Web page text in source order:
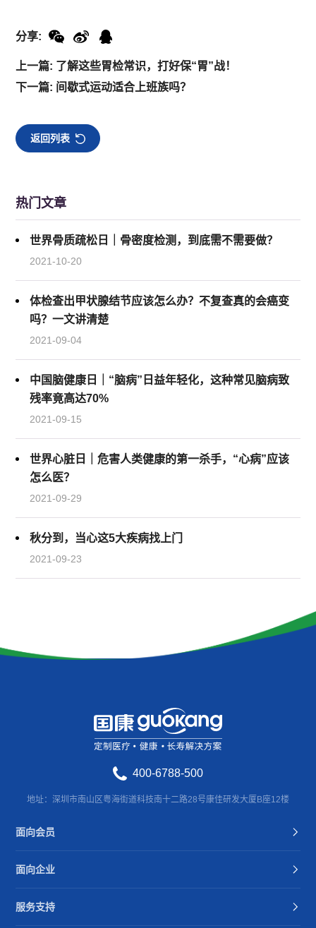
上一篇: 了解这些胃检常识，打好保“胃”战！
下一篇: 间歇式运动适合上班族吗？
分享:
返回列表
热门文章
世界骨质疏松日｜骨密度检测，到底需不需要做？
2021-10-20
体检查出甲状腺结节应该怎么办？不复查真的会癌变
吗？一文讲清楚
2021-09-04
中国脑健康日｜“脑病”日益年轻化，这种常见脑病致
残率竟高达70%
2021-09-15
世界心脏日｜危害人类健康的第一杀手，“心病”应该
怎么医？
2021-09-29
秋分到，当心这5大疾病找上门
2021-09-23
400-6788-500
地址：深圳市南山区粤海街道科技南十二路28号康佳研发大厦B座12楼
面向会员
面向企业
服务支持